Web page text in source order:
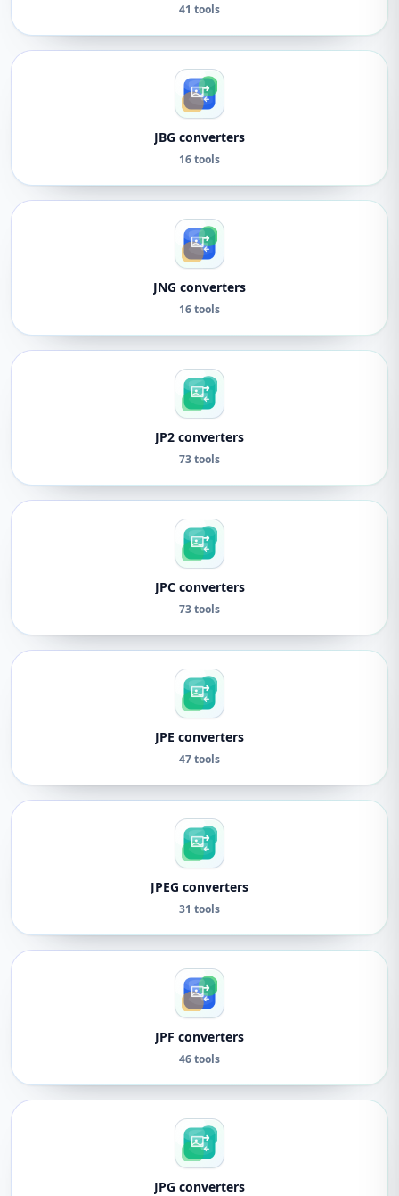
41 tools
JBG converters
16 tools
JNG converters
16 tools
JP2 converters
73 tools
JPC converters
73 tools
JPE converters
47 tools
JPEG converters
31 tools
JPF converters
46 tools
JPG converters